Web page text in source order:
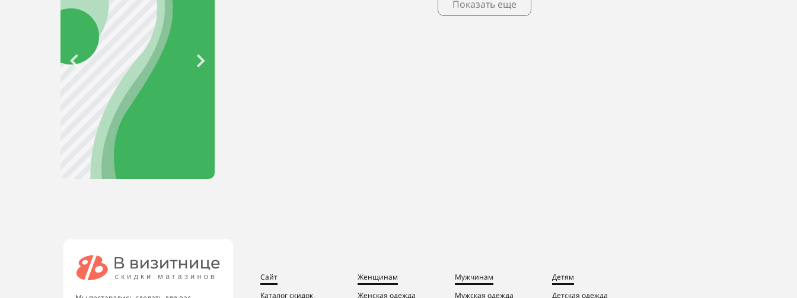
Показать еще
Сайт
Каталог скидок
Женщинам
Женская одежда
Мужчинам
Мужская одежда
Детям
Детская одежда